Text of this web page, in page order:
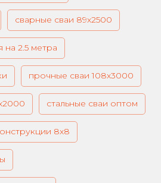
сварные сваи 89х2500
на 2.5 метра
прочные сваи 108х3000
стальные сваи оптом
8х8